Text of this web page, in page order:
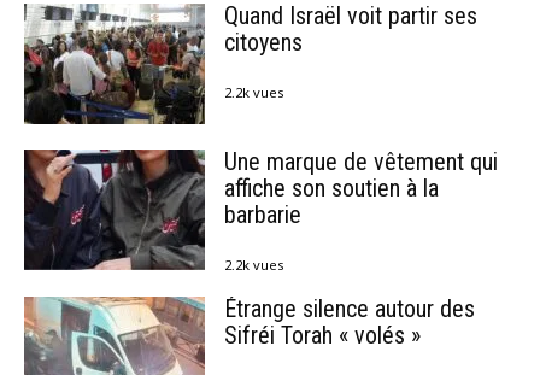
Quand Israël voit partir ses
citoyens
2.2k vues
Une marque de vêtement qui
affiche son soutien à la
barbarie
2.2k vues
Étrange silence autour des
Sifréi Torah « volés »